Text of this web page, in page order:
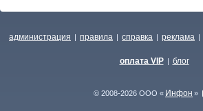
администрация | правила | справка | реклама |
оплата VIP | блог
© 2008-2026 ООО « Инфон »